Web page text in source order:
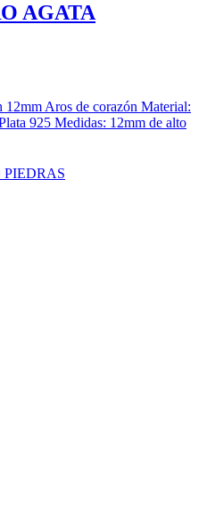
AGATA
12mm Aros de corazón Material:
925 Medidas: 12mm de alto